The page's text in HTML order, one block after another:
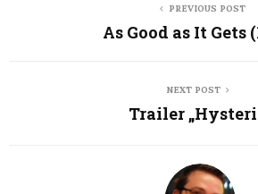
PREVIOUS POST
As Good as It Gets
NEXT POST
Trailer